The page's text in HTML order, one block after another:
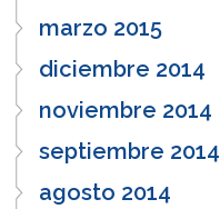
marzo 2015
diciembre 2014
noviembre 2014
septiembre 2014
agosto 2014